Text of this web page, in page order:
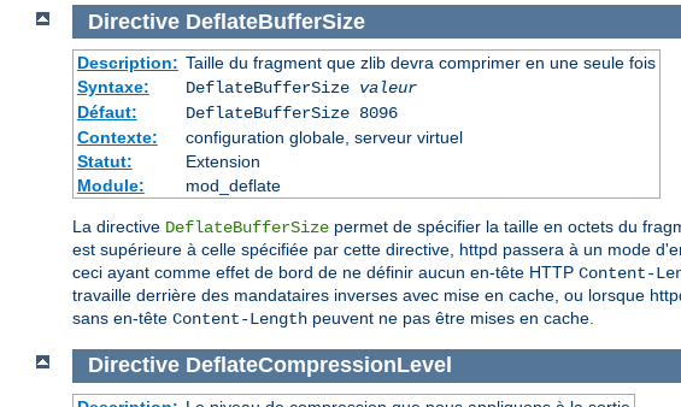
Directive DeflateBufferSize
Description: Taille du fragment que zlib devra comprimer en une seule fois
Syntaxe:
DeflateBufferSize valeur
Défaut:
DeflateBufferSize 8096
Contexte:
configuration globale, serveur virtuel
Statut:
Extension
Module:
mod_deflate
La directive DeflateBufferSize permet de spécifier la taille en octets du
est supérieure à celle spécifiée par cette directive, httpd passera à un mode
ceci ayant comme effet de bord de ne définir aucun en-tête HTTP Content-
travaille derrière des mandataires inverses avec mise en cache, ou lorsque
sans en-tête Content-Length peuvent ne pas être mises en cache.
Directive DeflateCompressionLevel